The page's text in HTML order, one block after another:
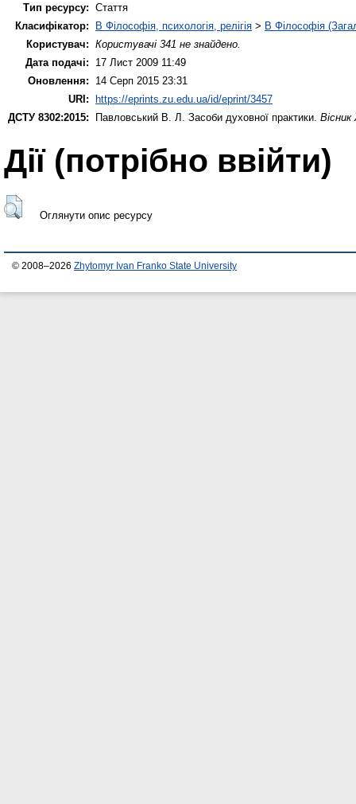
Тип ресурсу: Стаття
Класифікатор:
B Філософія, психологія, релігія > B Філософія
Користувач: Користувачі 341 не знайдено.
Дата подачі:
17 Лист 2009 11:49
Оновлення:
14 Серп 2015 23:31
URI: https://eprints.zu.edu.ua/id/eprint/3457
ДСТУ 8302:2015:
Павловський В. Л. Засоби духовної практики.
Дії ​​(потрібно ввійти)
Оглянути опис ресурсу
© 2008–2026 Zhytomyr Ivan Franko State University